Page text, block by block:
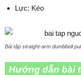
Lực: Kéo
Bài tập straight-arm dumbbell
Hướng dẫn bài